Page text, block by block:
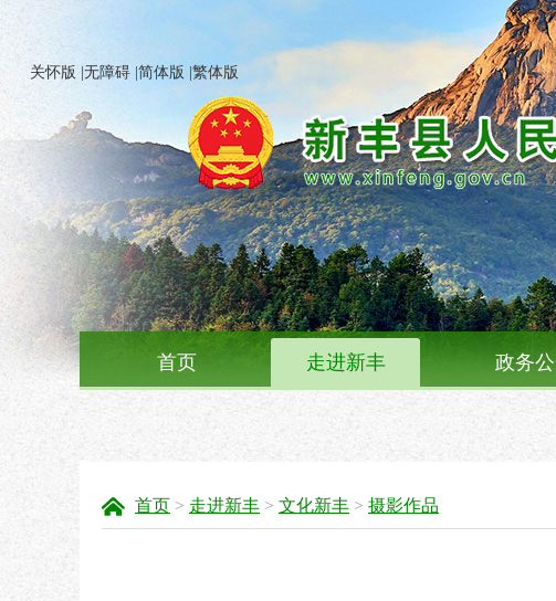
关怀版 无障碍 简体版 繁体版
首页 走进新丰 政务
首页 > 走进新丰 > 文化新丰 > 摄影作品